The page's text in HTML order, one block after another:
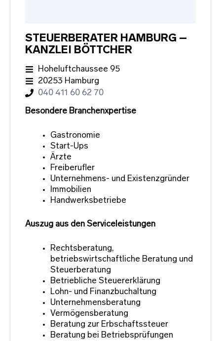
STEUERBERATER HAMBURG –
KANZLEI BÖTTCHER
Hoheluftchaussee 95
20253 Hamburg
040 411 60 62 70
Besondere Branchenxpertise
Gastronomie
Start-Ups
Ärzte
Freiberufler
Unternehmens- und Existenzgründer
Immobilien
Handwerksbetriebe
Auszug aus den Serviceleistungen
Rechtsberatung,
betriebswirtschaftliche Beratung und
Steuerberatung
Betriebliche Steuererklärung
Lohn- und Finanzbuchaltung
Unternehmensberatung
Vermögensberatung
Beratung zur Erbschaftssteuer
Beratung bei Betriebsprüfungen